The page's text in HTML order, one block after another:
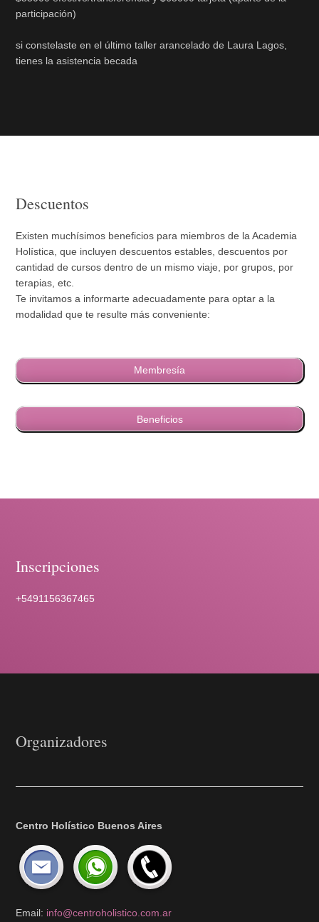
participación)
si constelaste en el último taller arancelado de Laura Lagos,
tienes la asistencia becada
Descuentos
Existen muchísimos beneficios para miembros de la Academia
Holística, que incluyen descuentos estables, descuentos por
cantidad de cursos dentro de un mismo viaje, por grupos, por
terapias, etc.
Te invitamos a informarte adecuadamente para optar a la
modalidad que te resulte más conveniente:
Membresía
Beneficios
Inscripciones
+5491156367465
Organizadores
Centro Holístico Buenos Aires
Email: info@centroholistico.com.ar